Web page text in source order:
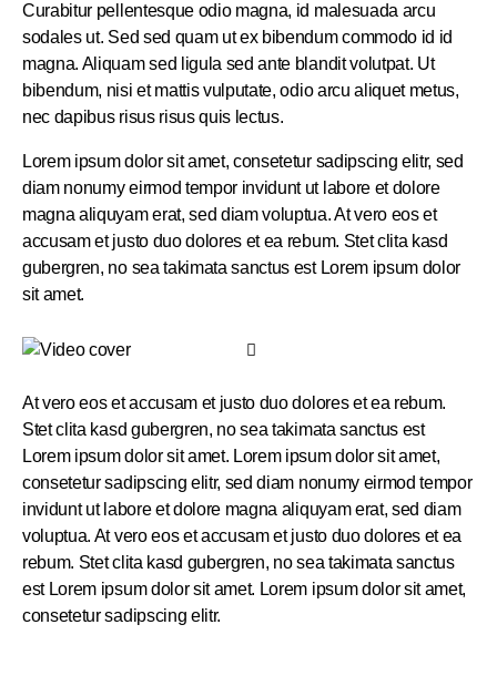
Curabitur pellentesque odio magna, id malesuada arcu
sodales ut. Sed sed quam ut ex bibendum commodo id id
magna. Aliquam sed ligula sed ante blandit volutpat. Ut
bibendum, nisi et mattis vulputate, odio arcu aliquet metus,
nec dapibus risus risus quis lectus.
Lorem ipsum dolor sit amet, consetetur sadipscing elitr, sed
diam nonumy eirmod tempor invidunt ut labore et dolore
magna aliquyam erat, sed diam voluptua. At vero eos et
accusam et justo duo dolores et ea rebum. Stet clita kasd
gubergren, no sea takimata sanctus est Lorem ipsum dolor
sit amet.
At vero eos et accusam et justo duo dolores et ea rebum.
Stet clita kasd gubergren, no sea takimata sanctus est
Lorem ipsum dolor sit amet. Lorem ipsum dolor sit amet,
consetetur sadipscing elitr, sed diam nonumy eirmod tempor
invidunt ut labore et dolore magna aliquyam erat, sed diam
voluptua. At vero eos et accusam et justo duo dolores et ea
rebum. Stet clita kasd gubergren, no sea takimata sanctus
est Lorem ipsum dolor sit amet. Lorem ipsum dolor sit amet,
consetetur sadipscing elitr.